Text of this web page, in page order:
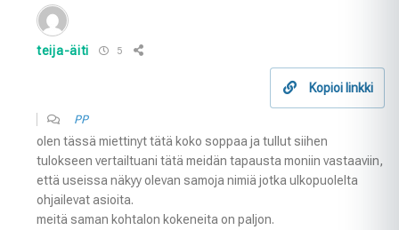
teija-äiti 5
Kopioi linkki
PP
olen tässä miettinyt tätä koko soppaa ja tullut siihen
tulokseen vertailtuani tätä meidän tapausta moniin vastaaviin,
että useissa näkyy olevan samoja nimiä jotka ulkopuolelta
ohjailevat asioita.
meitä saman kohtalon kokeneita on paljon.